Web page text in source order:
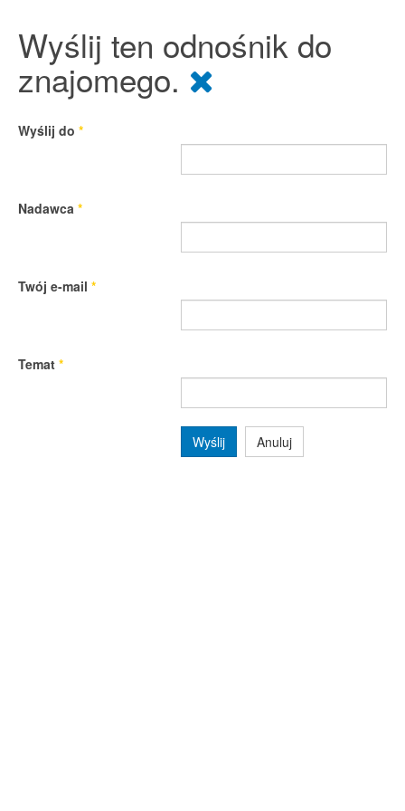
Wyślij ten odnośnik do
znajomego.
Wyślij do *
Nadawca *
Twój e-mail *
Temat *
Wyślij Anuluj